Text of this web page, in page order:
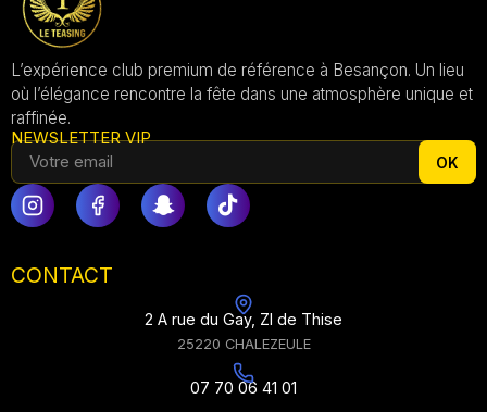
L’expérience club premium de référence à Besançon. Un lieu
où l’élégance rencontre la fête dans une atmosphère unique et
raffinée.
NEWSLETTER VIP
OK
CONTACT
2 A rue du Gay, ZI de Thise
25220 CHALEZEULE
07 70 06 41 01